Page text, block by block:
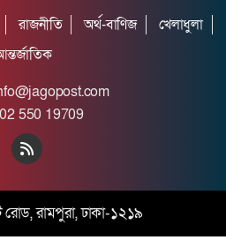
রাজনীতি অর্থ-বাণিজ
খেলাধুলা
550 19709
রামপুরা, ঢাকা-১২১৯